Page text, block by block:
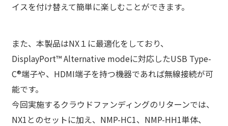
イスを付け替えて簡単に楽しむことができます。
また、本製品はNX１に最適化をしており、
DisplayPort™ Alternative modeに対応したUSB Type-
C®端子や、HDMI端子を持つ機器であれば無線接続が可
能です。
今回実施するクラウドファンディングのリターンでは、
NX1とのセットに加え、NMP-HC1、NMP-HH1単体、